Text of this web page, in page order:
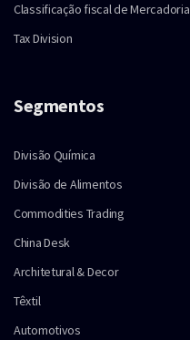
Classificação fiscal de Mercadoria
Tax Division
Segmentos
Divisão Química
Divisão de Alimentos
Commodities Trading
China Desk
Architetural & Decor
Têxtil
Automotivos